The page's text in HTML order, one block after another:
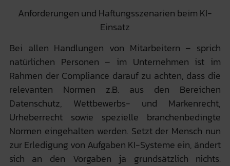
Anforderungen und Haftungsszenarien beim KI-
Einsatz
Bei allen Handlungen von Mitarbeitern – sprich
natürlichen Personen – im Unternehmen ist im
Rahmen der Compliance darauf zu achten, dass die
relevanten Normen z.B. aus den Bereichen
Datenschutz, Wettbewerbs- und Markenrecht,
Urheberrecht sowie spezielle branchenbedingte
Normen eingehalten werden. Setzt der Mensch nun
zur Erledigung von Aufgaben KI-Systeme ein, ändert
sich an den Vorgaben ja grundsätzlich nichts.